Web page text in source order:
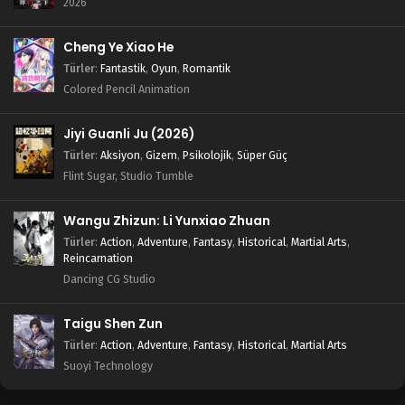
Legend of Xianwu 24.Bölüm
Blm 24 - Ağustos 20, 2023
Blm 23 - Ağustos 13, 2023
Blm 22 - Ağustos 6, 2023
Legend of Xianwu 21.Bölüm
Legend of Xianwu 20.Bölüm
Blm 20 - Temmuz 23, 2023
Cheng Ye Xiao He
Türler: Fantastik, Oyun, Romantik
Colored Pencil Animation
Jiyi Guanli Ju (2026)
Türler: Aksiyon, Gizem, Psikolojik, Süper Güç
Flint Sugar, Studio Tumble
Wangu Zhizun: Li Yunxiao Zhuan
Türler: Action, Adventure, Fantasy, Historical, Martial Arts,
Reincarnation
Dancing CG Studio
Taigu Shen Zun
Türler: Action, Adventure, Fantasy, Historical, Martial Arts
Suoyi Technology